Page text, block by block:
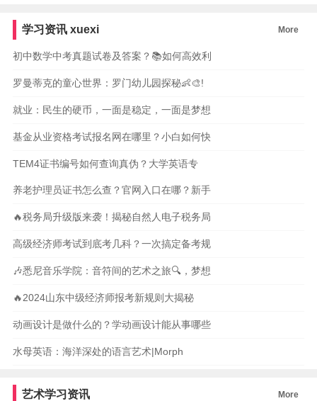
学习资讯 xuexi More
初中数学中考真题试卷及答案？📚如何高效利
罗曼蒂克的童心世界：罗门幼儿园探秘👶🎨!
就业：民生的硬币，一面是稳定，一面是梦想
基金从业资格考试报名网在哪里？小白如何快
TEM4证书编号如何查询真伪？大学英语专
养老护理员证书怎么查？官网入口在哪？新手
🔥税务局升级版来袭！揭秘自然人电子税务局
高级经济师考试到底考几科？一次搞定备考规
🎶悉尼音乐学院：音符间的艺术之旅🔍，梦想
🔥2024山东中级经济师报考新规则大揭秘
动画设计是做什么的？学动画设计能从事哪些
水母英语：海洋深处的语言艺术|Morph
艺术学习资讯 More